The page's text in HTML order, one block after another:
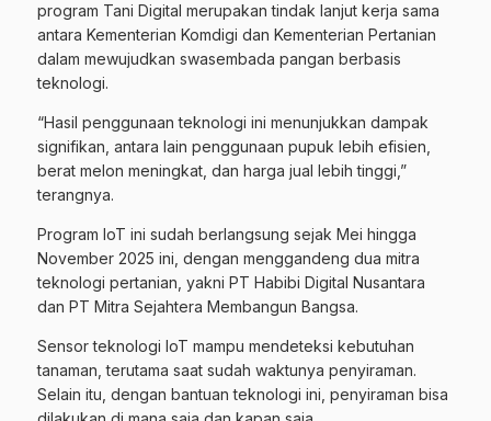
program Tani Digital merupakan tindak lanjut kerja sama
antara Kementerian Komdigi dan Kementerian Pertanian
dalam mewujudkan swasembada pangan berbasis
teknologi.
“Hasil penggunaan teknologi ini menunjukkan dampak
signifikan, antara lain penggunaan pupuk lebih efisien,
berat melon meningkat, dan harga jual lebih tinggi,”
terangnya.
Program IoT ini sudah berlangsung sejak Mei hingga
November 2025 ini, dengan menggandeng dua mitra
teknologi pertanian, yakni PT Habibi Digital Nusantara
dan PT Mitra Sejahtera Membangun Bangsa.
Sensor teknologi IoT mampu mendeteksi kebutuhan
tanaman, terutama saat sudah waktunya penyiraman.
Selain itu, dengan bantuan teknologi ini, penyiraman bisa